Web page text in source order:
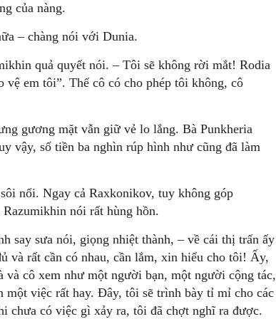
của nàng.
– chàng nói với Dunia.
quả quyết nói. – Tôi sẽ không rời mắt! Rodia
em tôi”. Thế cô có cho phép tôi không, cô
gương mặt vẫn giữ vẻ lo lắng. Bà Punkheria
vậy, số tiền ba nghìn rúp hình như cũng đã làm
nổi. Ngay cả Raxkonikov, tuy không góp
nói rất hùng hồn.
say sưa nói, giọng nhiệt thành, – về cái thị trấn ấy
và rất cần có nhau, cần lắm, xin hiểu cho tôi! Ấy,
cô xem như một người bạn, một người cộng tác,
một việc rất hay. Đây, tôi sẽ trình bày tỉ mỉ cho các
chưa có việc gì xảy ra, tôi đã chợt nghĩ ra được.